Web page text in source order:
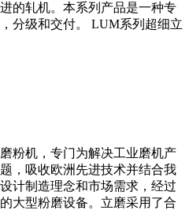
的轧机。本系列产品是一种专
分级和交付。 LUM系列超细立
粉机，专门为解决工业磨机产
，吸收欧洲先进技术并结合我
计制造理念和市场需求，经过
大型粉磨设备。立磨采用了合